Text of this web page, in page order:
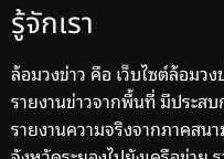
รู้จักเรา
ล้อมวงข่าว คือ เว็บไซต์ล้อมว
รายงานข่าวจากพื้นที่ มีประส
รายงานความจริงจากภาคสน